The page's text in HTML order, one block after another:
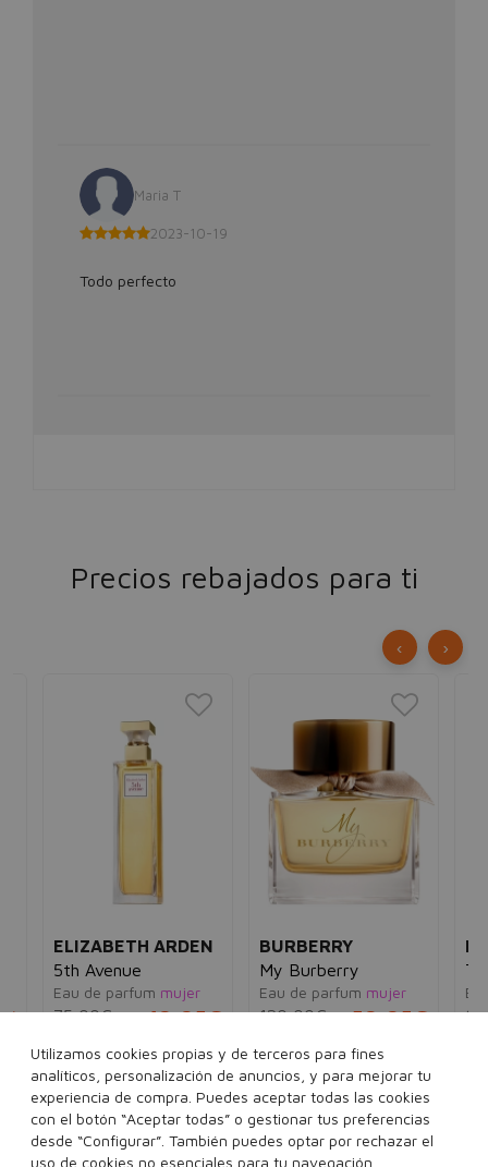
Maria T
2023-10-19
Todo perfecto
Precios rebajados para ti
ELIZABETH ARDEN
5th Avenue
Eau de parfum mujer
75,00€ 19,95€
30 ml 75 ml 125 ml
Ver 1 set
BURBERRY
My Burberry
Eau de parfum mujer
120,00€ 59,95€
90 ml
‹ ›
Utilizamos cookies propias y de terceros para fines
analíticos, personalización de anuncios, y para mejorar tu
experiencia de compra. Puedes aceptar todas las cookies
con el botón “Aceptar todas” o gestionar tus preferencias
desde “Configurar”. También puedes optar por rechazar el
uso de cookies no esenciales para tu navegación.